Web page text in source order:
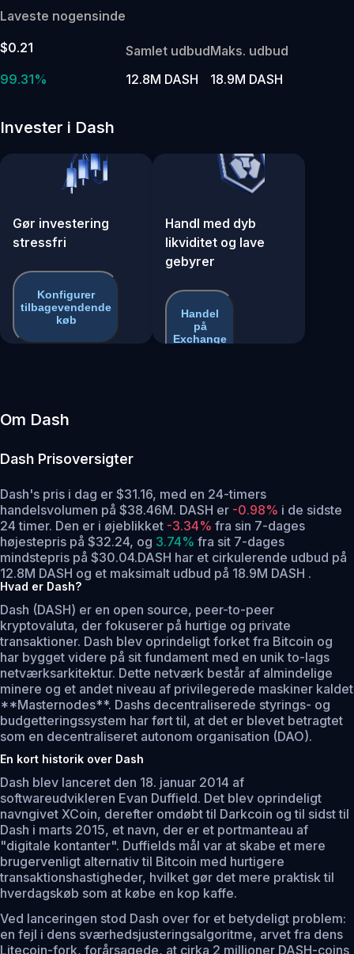
Laveste nogensinde
$0.21
99.31%
Samlet udbud
12.8M DASH
Maks. udbud
18.9M DASH
Invester i Dash
Gør investering
stressfri
Konfigurer
tilbagevendende
køb
Handl med dyb
likviditet og lave
gebyrer
Handel
på
Exchange
Om Dash
Dash Prisoversigter
Dash's pris i dag er $31.16, med en 24-timers
handelsvolumen på $38.46M. DASH er -0.98% i de sidste
24 timer. Den er i øjeblikket -3.34% fra sin 7-dages
højestepris på $32.24, og 3.74% fra sit 7-dages
mindstepris på $30.04.DASH har et cirkulerende udbud på
12.8M DASH og et maksimalt udbud på 18.9M DASH .
Hvad er Dash?
Dash (DASH) er en open source, peer-to-peer
kryptovaluta, der fokuserer på hurtige og private
transaktioner. Dash blev oprindeligt forket fra Bitcoin og
har bygget videre på sit fundament med en unik to-lags
netværksarkitektur. Dette netværk består af almindelige
minere og et andet niveau af privilegerede maskiner kaldet
**Masternodes**. Dashs decentraliserede styrings- og
budgetteringssystem har ført til, at det er blevet betragtet
som en decentraliseret autonom organisation (DAO).
En kort historik over Dash
Dash blev lanceret den 18. januar 2014 af
softwareudvikleren Evan Duffield. Det blev oprindeligt
navngivet XCoin, derefter omdøbt til Darkcoin og til sidst til
Dash i marts 2015, et navn, der er et portmanteau af
"digitale kontanter". Duffields mål var at skabe et mere
brugervenligt alternativ til Bitcoin med hurtigere
transaktionshastigheder, hvilket gør det mere praktisk til
hverdagskøb som at købe en kop kaffe.
Ved lanceringen stod Dash over for et betydeligt problem:
en fejl i dens sværhedsjusteringsalgoritme, arvet fra dens
Litecoin-fork, forårsagede, at cirka 2 millioner DASH-coins